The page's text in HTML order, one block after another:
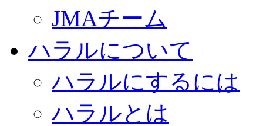
JMAチーム
ハラルについて
ハラルにするには
ハラルとは